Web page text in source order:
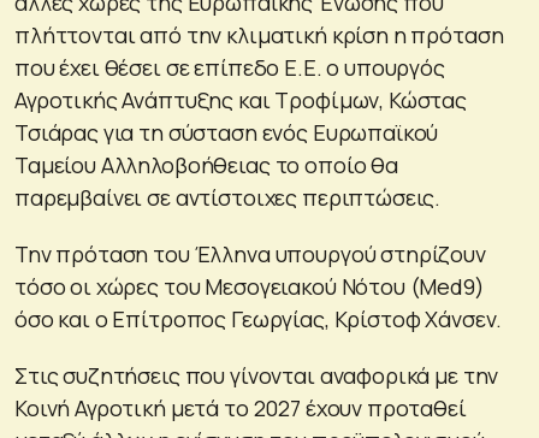
πλήττονται από την κλιματική κρίση η πρόταση
που έχει θέσει σε επίπεδο Ε.Ε. ο υπουργός
Αγροτικής Ανάπτυξης και Τροφίμων, Κώστας
Τσιάρας για τη σύσταση ενός Ευρωπαϊκού
Ταμείου Αλληλοβοήθειας το οποίο θα
παρεμβαίνει σε αντίστοιχες περιπτώσεις.
Την πρόταση του Έλληνα υπουργού στηρίζουν
τόσο οι χώρες του Μεσογειακού Νότου (Med9)
όσο και ο Επίτροπος Γεωργίας, Κρίστοφ Χάνσεν.
Στις συζητήσεις που γίνονται αναφορικά με την
Κοινή Αγροτική μετά το 2027 έχουν προταθεί